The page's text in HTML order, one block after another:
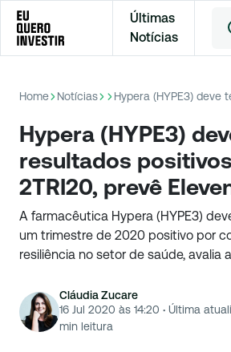
Últimas
Notícias
Home Notícias
Hypera (HYPE3)
resultados
2TRI20, prevê
A farmacêutica Hypera (HYPE3)
um trimestre de 2020 positivo por
resiliência no setor de saúde, avalia
Cláudia Zucare
16 Jul 2020 às 14:20 · Última
min leitura